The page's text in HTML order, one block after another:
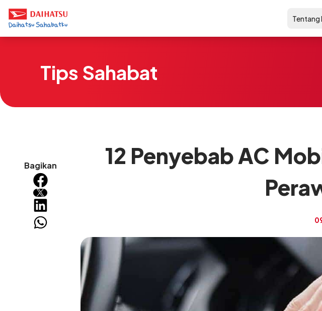
Tentang
Tips Sahabat
Bagikan
12 Penyebab AC